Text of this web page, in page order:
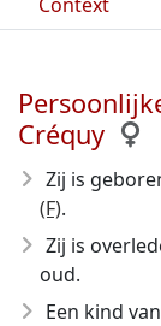
Créquy
Zij is
(F).
Zij is
oud.
Een kind van